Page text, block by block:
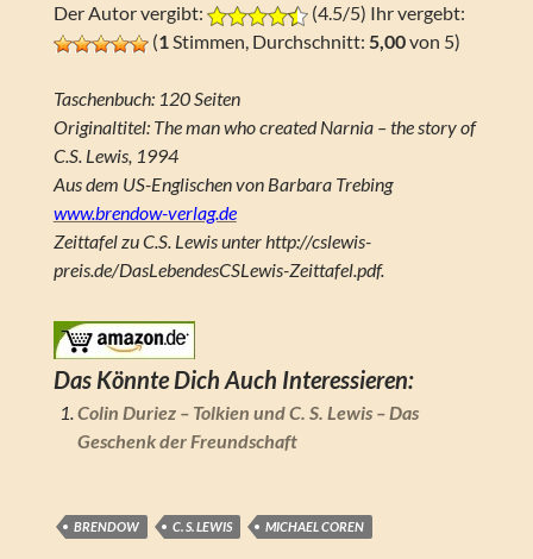
Der Autor vergibt:
(4.5/5) Ihr vergebt:
(1Stimmen, Durchschnitt: 5,00von 5)
Taschenbuch: 120 Seiten
Originaltitel: The man who created Narnia – the story of
C.S. Lewis, 1994
Aus dem US-Englischen von Barbara Trebing
www.brendow-verlag.de
Zeittafel zu C.S. Lewis unter http://cslewis-
preis.de/DasLebendesCSLewis-Zeittafel.pdf.
Das Könnte Dich Auch Interessieren:
Colin Duriez – Tolkien und C. S. Lewis – Das
Geschenk der Freundschaft
BRENDOW C. S. LEWIS MICHAEL COREN